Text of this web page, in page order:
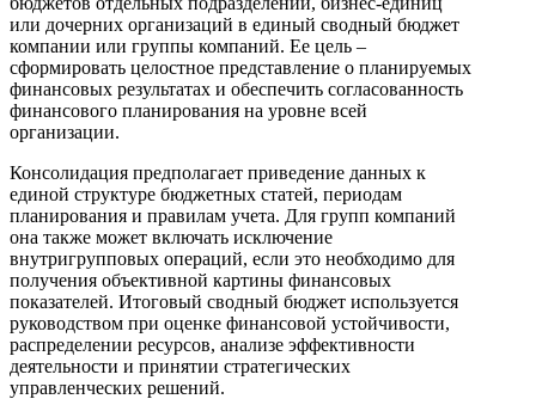
или дочерних организаций в единый сводный бюджет
компании или группы компаний. Ее цель –
сформировать целостное представление о планируемых
финансовых результатах и обеспечить согласованность
финансового планирования на уровне всей
организации.
Консолидация предполагает приведение данных к
единой структуре бюджетных статей, периодам
планирования и правилам учета. Для групп компаний
она также может включать исключение
внутригрупповых операций, если это необходимо для
получения объективной картины финансовых
показателей. Итоговый сводный бюджет используется
руководством при оценке финансовой устойчивости,
распределении ресурсов, анализе эффективности
деятельности и принятии стратегических
управленческих решений.